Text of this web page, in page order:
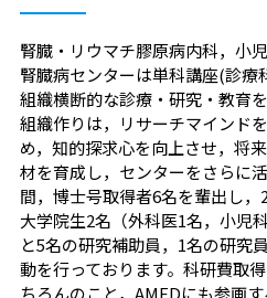
腎臓・リウマチ膠原病内科，小
腎臓病センターは単科講座(診療
組織横断的な診療・研究・教育
組織作りは，リサーチマインド
め，知的探求心を向上させ，将
材を育成し，センターをさらに
間，博士号取得者6名を輩出し
大学院生2名（外科医1名，小児
と5名の研究補助員，1名の研究
動を行っております。科研費取
ちろんのこと，AMEDにも参画